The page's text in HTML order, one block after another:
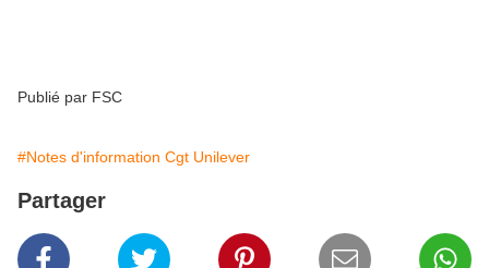
Publié par FSC
#Notes d'information Cgt Unilever
Partager